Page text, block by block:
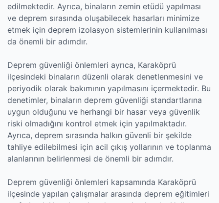
edilmektedir. Ayrıca, binaların zemin etüdü yapılması
ve deprem sırasında oluşabilecek hasarları minimize
etmek için deprem izolasyon sistemlerinin kullanılması
da önemli bir adımdır.
Deprem güvenliği önlemleri ayrıca, Karaköprü
ilçesindeki binaların düzenli olarak denetlenmesini ve
periyodik olarak bakımının yapılmasını içermektedir. Bu
denetimler, binaların deprem güvenliği standartlarına
uygun olduğunu ve herhangi bir hasar veya güvenlik
riski olmadığını kontrol etmek için yapılmaktadır.
Ayrıca, deprem sırasında halkın güvenli bir şekilde
tahliye edilebilmesi için acil çıkış yollarının ve toplanma
alanlarının belirlenmesi de önemli bir adımdır.
Deprem güvenliği önlemleri kapsamında Karaköprü
ilçesinde yapılan çalışmalar arasında deprem eğitimleri